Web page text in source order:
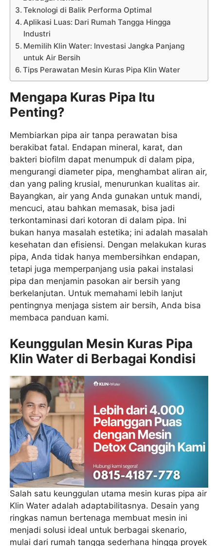
Teknologi di Balik Performa Optimal
Aplikasi Luas: Dari Rumah Tangga Hingga
Industri
Memilih Klin Water: Investasi Jangka Panjang
untuk Air Bersih
Tips Perawatan Mesin Kuras Pipa Klin Water
Mengapa Kuras Pipa Itu
Penting?
Membiarkan pipa air tanpa perawatan bisa
berakibat fatal. Endapan mineral, karat, dan
bakteri biofilm dapat menumpuk di dalam pipa,
mengurangi diameter pipa, menghambat aliran air,
dan yang paling krusial, menurunkan kualitas air.
Bayangkan, air yang Anda gunakan untuk mandi,
mencuci, atau bahkan memasak, bisa jadi
terkontaminasi dari kotoran di dalam pipa. Ini
bukan hanya masalah estetika; ini adalah masalah
kesehatan dan efisiensi. Dengan melakukan kuras
pipa, Anda tidak hanya membersihkan endapan,
tetapi juga memperpanjang usia pakai instalasi
pipa dan menjamin pasokan air bersih yang
berkelanjutan. Untuk memahami lebih lanjut
pentingnya menjaga sistem air bersih, Anda bisa
membaca panduan kami.
Keunggulan Mesin Kuras Pipa
Klin Water di Berbagai Kondisi
Salah satu keunggulan utama mesin kuras pipa air
Klin Water adalah adaptabilitasnya. Desain yang
ringkas namun bertenaga membuat mesin ini
menjadi solusi ideal untuk berbagai skenario,
mulai dari rumah tangga sederhana hingga proyek